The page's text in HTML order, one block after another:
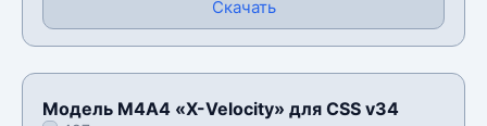
Скачать
Модель М4А4 «X-Velocity» для CSS v34